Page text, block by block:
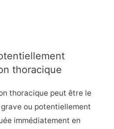
thoracique
thoracique peut être le
ou potentiellement
immédiatement en